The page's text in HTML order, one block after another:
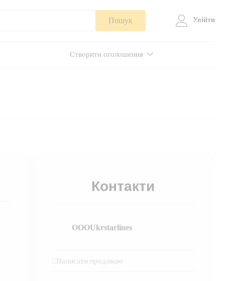
Пошук Увійти
Створити оголошення
Контакти
OOOUkrstarlines
Написати продавцю